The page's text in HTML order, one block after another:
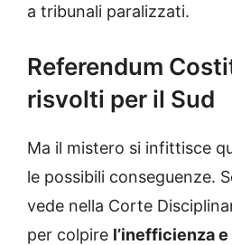
a tribunali paralizzati.
Referendum
risvolti per il Sud
Ma il mistero si infittisce
le possibili conseguenze.
vede nella Corte
per colpire l’inefficienza